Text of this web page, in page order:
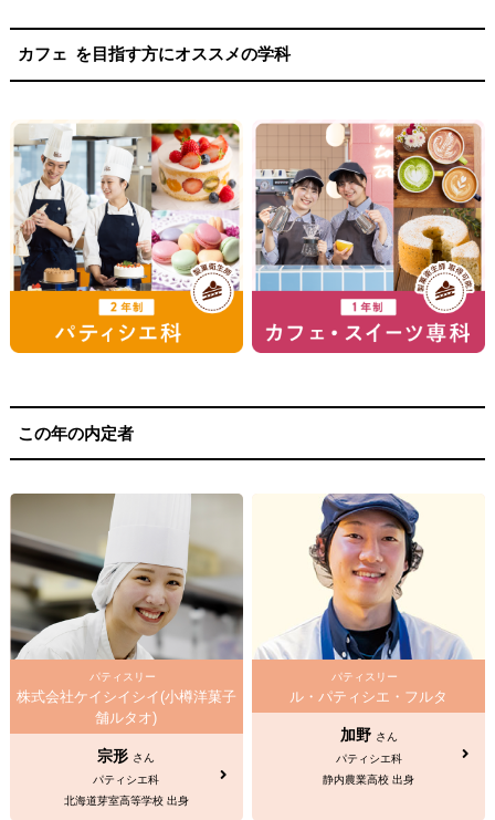
カフェ を目指す方にオススメの学科
この年の内定者
パティスリー
株式会社ケイシイシイ(小樽洋菓子
舗ルタオ)
宗形 さん
パティシエ科
北海道芽室高等学校 出身
パティスリー
ル・パティシエ・フルタ
加野 さん
パティシエ科
静内農業高校 出身